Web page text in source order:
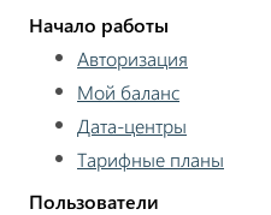
Начало работы
Авторизация
Мой баланс
Дата-центры
Тарифные планы
Пользователи